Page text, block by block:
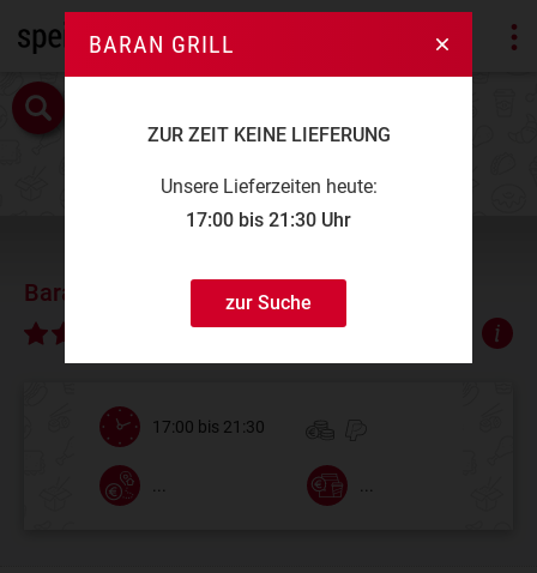
Baran Grill
∅ 4,85
17:00 bis 21:30
BARAN GRILL
ZUR ZEIT KEINE LIEFERUNG
Unsere Lieferzeiten heute:
17:00 bis 21:30 Uhr
zur Suche